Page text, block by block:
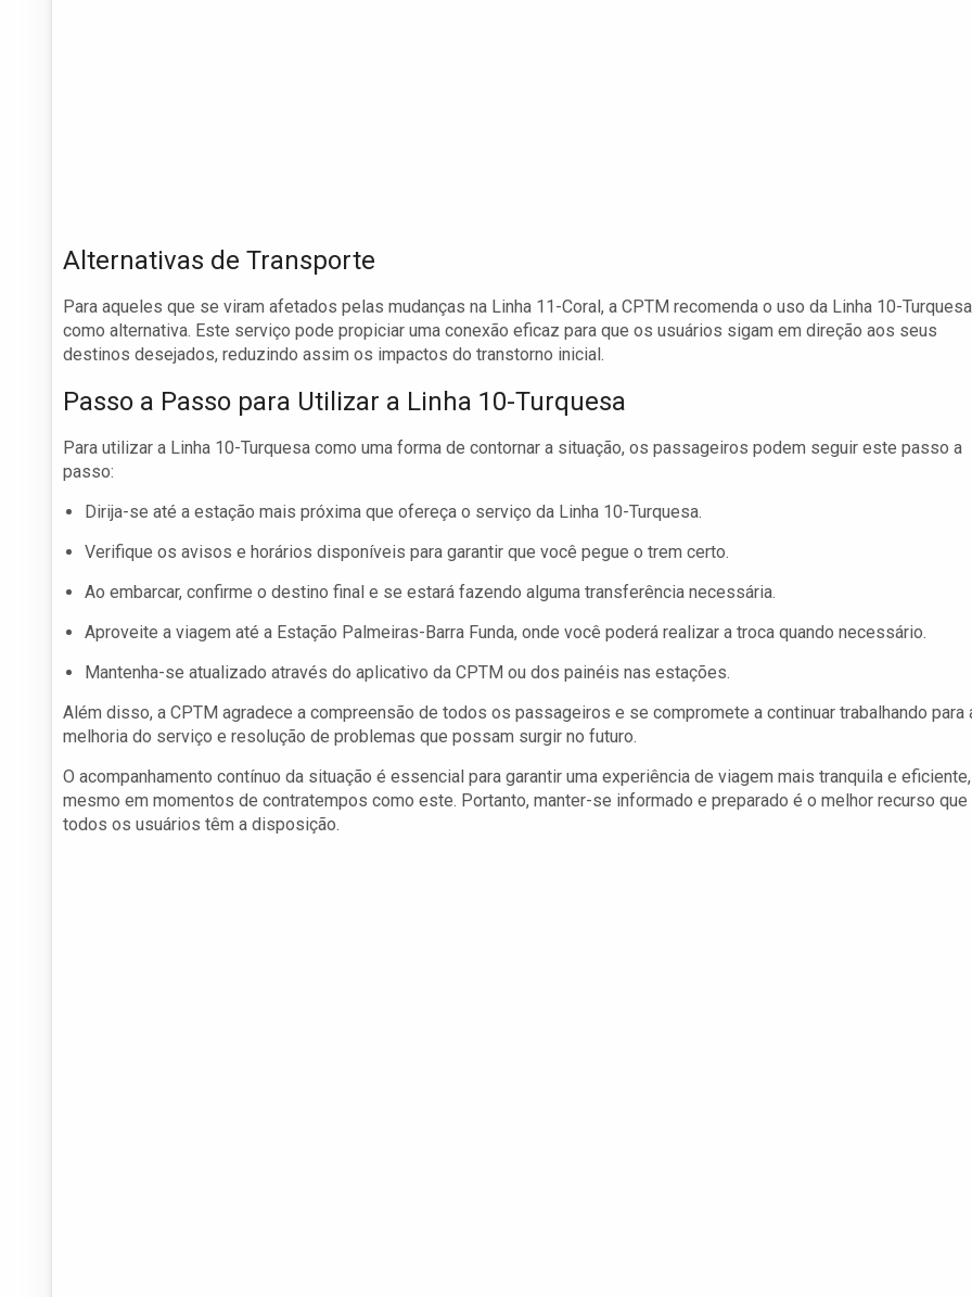
Alternativas de Transporte
Para aqueles que se viram afetados pelas mudanças na Linha 11-Coral, a CPTM recomenda o uso da Linha 10-Turquesa
como alternativa. Este serviço pode propiciar uma conexão eficaz para que os usuários sigam em direção aos seus
destinos desejados, reduzindo assim os impactos do transtorno inicial.
Passo a Passo para Utilizar a Linha 10-Turquesa
Para utilizar a Linha 10-Turquesa como uma forma de contornar a situação, os passageiros podem seguir este passo a
passo:
Dirija-se até a estação mais próxima que ofereça o serviço da Linha 10-Turquesa.
Verifique os avisos e horários disponíveis para garantir que você pegue o trem certo.
Ao embarcar, confirme o destino final e se estará fazendo alguma transferência necessária.
Aproveite a viagem até a Estação Palmeiras-Barra Funda, onde você poderá realizar a troca quando necessário.
Mantenha-se atualizado através do aplicativo da CPTM ou dos painéis nas estações.
Além disso, a CPTM agradece a compreensão de todos os passageiros e se compromete a continuar trabalhando para
melhoria do serviço e resolução de problemas que possam surgir no futuro.
O acompanhamento contínuo da situação é essencial para garantir uma experiência de viagem mais tranquila e eficiente,
mesmo em momentos de contratempos como este. Portanto, manter-se informado e preparado é o melhor recurso que
todos os usuários têm a disposição.